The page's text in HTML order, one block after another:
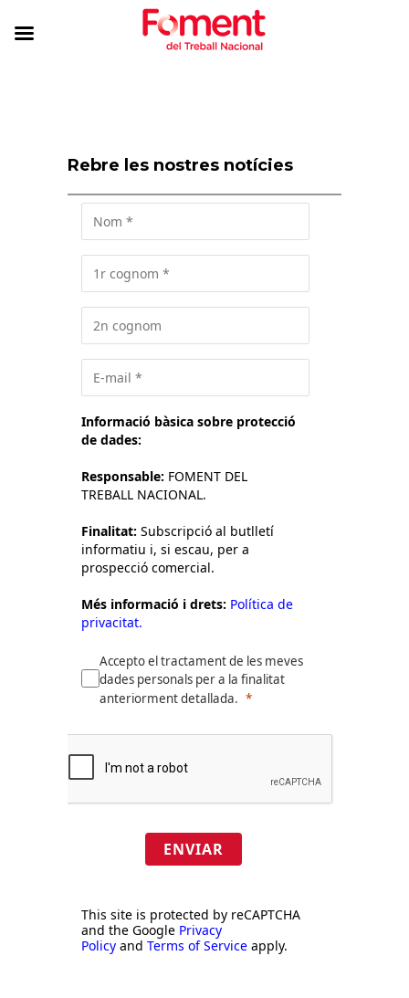
Rebre les nostres notícies
Informació bàsica sobre protecció
de dades:
Responsable: FOMENT DEL
TREBALL NACIONAL.
Finalitat: Subscripció al butlletí
informatiu i, si escau, per a
prospecció comercial.
Més informació i drets: Política de
privacitat.
Accepto el tractament de les meves
dades personals per a la finalitat
anteriorment detallada.
ENVIAR
This site is protected by reCAPTCHA
and the Google Privacy
Policy and Terms of Service apply.